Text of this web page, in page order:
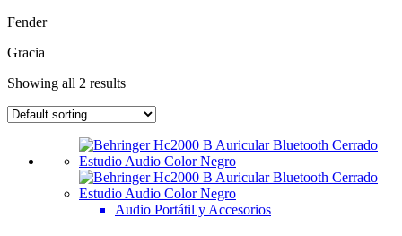
Fender
Gracia
Showing all 2 results
Audio Portátil y Accesorios